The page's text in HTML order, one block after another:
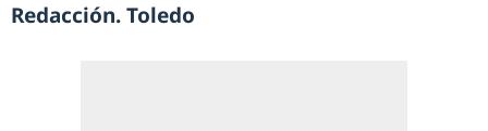
Redacción. Toledo